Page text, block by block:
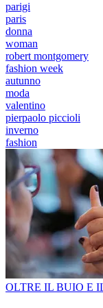
parigi
paris
donna
woman
robert montgomery
fashion week
autunno
moda
valentino
pierpaolo piccioli
inverno
fashion
OLTRE IL BUIO E